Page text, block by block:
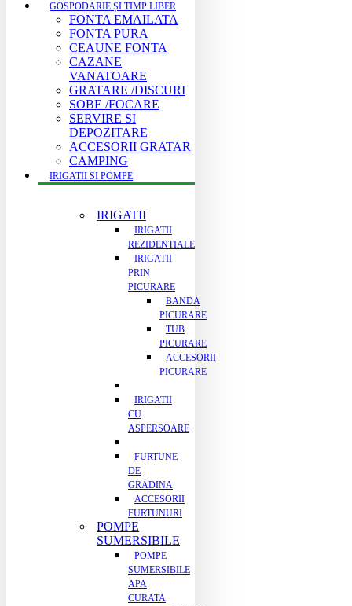
GOSPODARIE ȘI TIMP LIBER
FONTA EMAILATA
FONTA PURA
CEAUNE FONTA
CAZANE
VANATOARE
GRATARE /DISCURI
SOBE /FOCARE
SERVIRE SI
DEPOZITARE
ACCESORII GRATAR
CAMPING
IRIGATII SI POMPE
IRIGATII
IRIGATII
REZIDENTIALE
IRIGATII
PRIN
PICURARE
BANDA
PICURARE
TUB
PICURARE
ACCESORII
PICURARE
IRIGATII
CU
ASPERSOARE
FURTUNE
DE
GRADINA
ACCESORII
FURTUNURI
POMPE
SUMERSIBILE
POMPE
SUMERSIBILE
APA
CURATA